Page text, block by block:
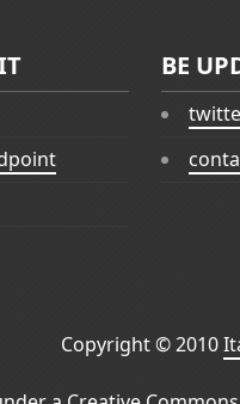
BE
Copyright © 2010